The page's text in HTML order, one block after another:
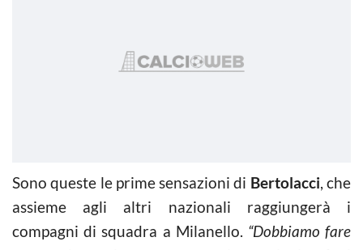
Sono queste le prime sensazioni di Bertolacci, che
assieme agli altri nazionali raggiungerà i
compagni di squadra a Milanello. “Dobbiamo fare